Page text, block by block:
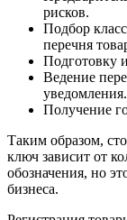
рисков.
Подбор
перечня
Подготовку
Ведение
уведомления.
Получение
Таким образом,
ключ зависит от
обозначения, но
бизнеса.